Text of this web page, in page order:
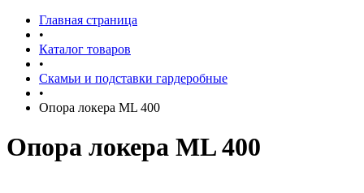
Главная страница
•
Каталог товаров
•
Скамьи и подставки гардеробные
•
Опора локера ML 400
Опора локера ML 400